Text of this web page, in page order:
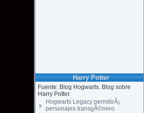
Harry Potter
Fuente: Blog Hogwarts. Blog sobre
Harry Potter.
Hogwarts Legacy permitirÃ¡
personajes transgÃ©nero